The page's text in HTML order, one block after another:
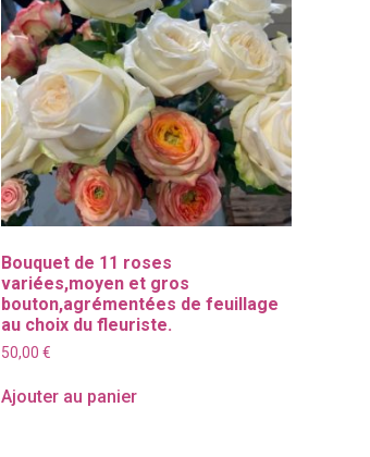
Bouquet de 11 roses
variées,moyen et gros
bouton,agrémentées de feuillage
au choix du fleuriste.
50,00€
Ajouter au panier